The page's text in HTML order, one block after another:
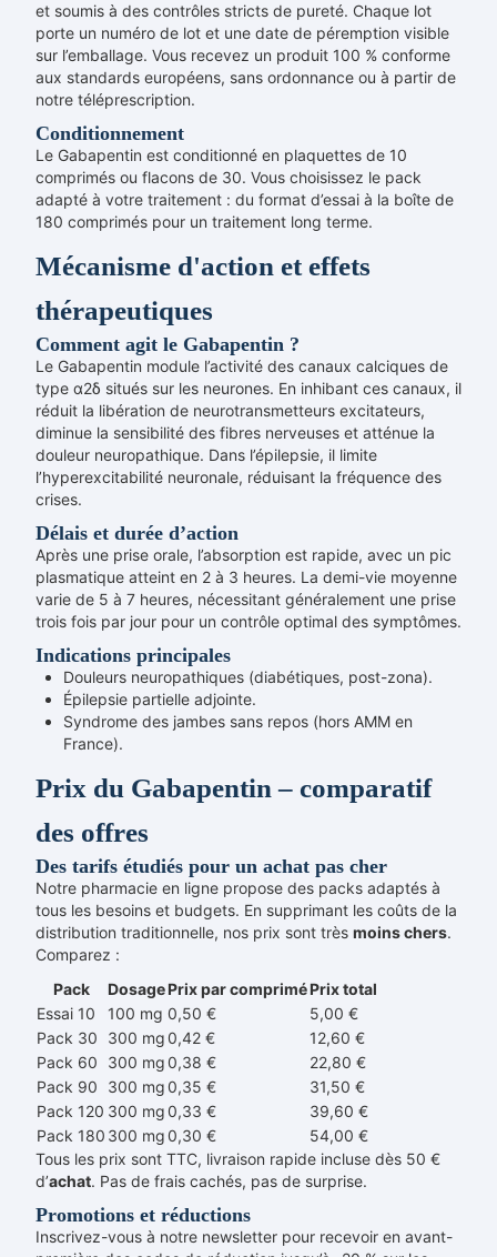
et soumis à des contrôles stricts de pureté. Chaque lot
porte un numéro de lot et une date de péremption visible
sur l’emballage. Vous recevez un produit 100 % conforme
aux standards européens, sans ordonnance ou à partir de
notre téléprescription.
Conditionnement
Le Gabapentin est conditionné en plaquettes de 10
comprimés ou flacons de 30. Vous choisissez le pack
adapté à votre traitement : du format d’essai à la boîte de
180 comprimés pour un traitement long terme.
Mécanisme d'action et effets
thérapeutiques
Comment agit le Gabapentin ?
Le Gabapentin module l’activité des canaux calciques de
type α2δ situés sur les neurones. En inhibant ces canaux, il
réduit la libération de neurotransmetteurs excitateurs,
diminue la sensibilité des fibres nerveuses et atténue la
douleur neuropathique. Dans l’épilepsie, il limite
l’hyperexcitabilité neuronale, réduisant la fréquence des
crises.
Délais et durée d’action
Après une prise orale, l’absorption est rapide, avec un pic
plasmatique atteint en 2 à 3 heures. La demi-vie moyenne
varie de 5 à 7 heures, nécessitant généralement une prise
trois fois par jour pour un contrôle optimal des symptômes.
Indications principales
Douleurs neuropathiques (diabétiques, post-zona).
Épilepsie partielle adjointe.
Syndrome des jambes sans repos (hors AMM en
France).
Prix du Gabapentin – comparatif
des offres
Des tarifs étudiés pour un achat pas cher
Notre pharmacie en ligne propose des packs adaptés à
tous les besoins et budgets. En supprimant les coûts de la
distribution traditionnelle, nos prix sont très moins chers.
Comparez :
Pack
DosagePrix par compriméPrix total
Essai 10
100 mg 0,50 €
5,00 €
Pack 30
300 mg0,42 €
12,60 €
Pack 60
300 mg0,38 €
22,80 €
Pack 90
300 mg0,35 €
31,50 €
Pack 120 300 mg0,33 €
39,60 €
Pack 180 300 mg0,30 €
54,00 €
Tous les prix sont TTC, livraison rapide incluse dès 50 €
d’achat. Pas de frais cachés, pas de surprise.
Promotions et réductions
Inscrivez-vous à notre newsletter pour recevoir en avant-